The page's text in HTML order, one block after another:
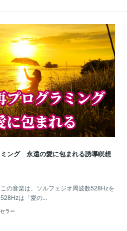
ング 永遠の愛に包まれる誘導瞑想
の音楽は、ソルフェジオ周波数528Hzを
は「愛の...
ラー